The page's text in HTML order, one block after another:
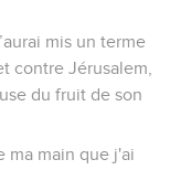
mis un terme
contre Jérusalem,
du fruit de son
ma main que j'ai